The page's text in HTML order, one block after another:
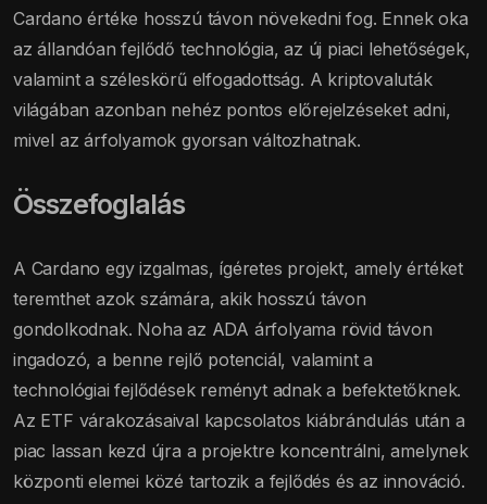
Cardano értéke hosszú távon növekedni fog. Ennek oka
az állandóan fejlődő technológia, az új piaci lehetőségek,
valamint a széleskörű elfogadottság. A kriptovaluták
világában azonban nehéz pontos előrejelzéseket adni,
mivel az árfolyamok gyorsan változhatnak.
Összefoglalás
A Cardano egy izgalmas, ígéretes projekt, amely értéket
teremthet azok számára, akik hosszú távon
gondolkodnak. Noha az ADA árfolyama rövid távon
ingadozó, a benne rejlő potenciál, valamint a
technológiai fejlődések reményt adnak a befektetőknek.
Az ETF várakozásaival kapcsolatos kiábrándulás után a
piac lassan kezd újra a projektre koncentrálni, amelynek
központi elemei közé tartozik a fejlődés és az innováció.